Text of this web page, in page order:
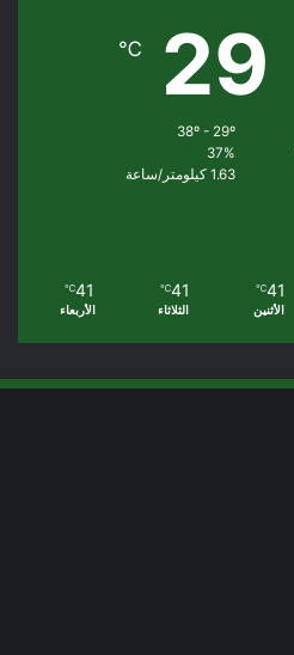
29
℃
38º - 29º
37%
1.63 كيلومتر/ساعة
41
℃
الأثنين
41
℃
الثلاثاء
41
℃
الأربعاء